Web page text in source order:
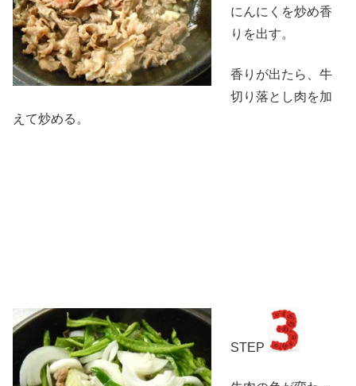
にんにくを炒め香
りを出す。
香りが出たら、牛
切り落とし肉を加
えて炒める。
STEP